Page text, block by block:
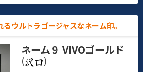
ウルトラゴージャスなネーム印。
ネーム９ VIVOゴールド
(
)